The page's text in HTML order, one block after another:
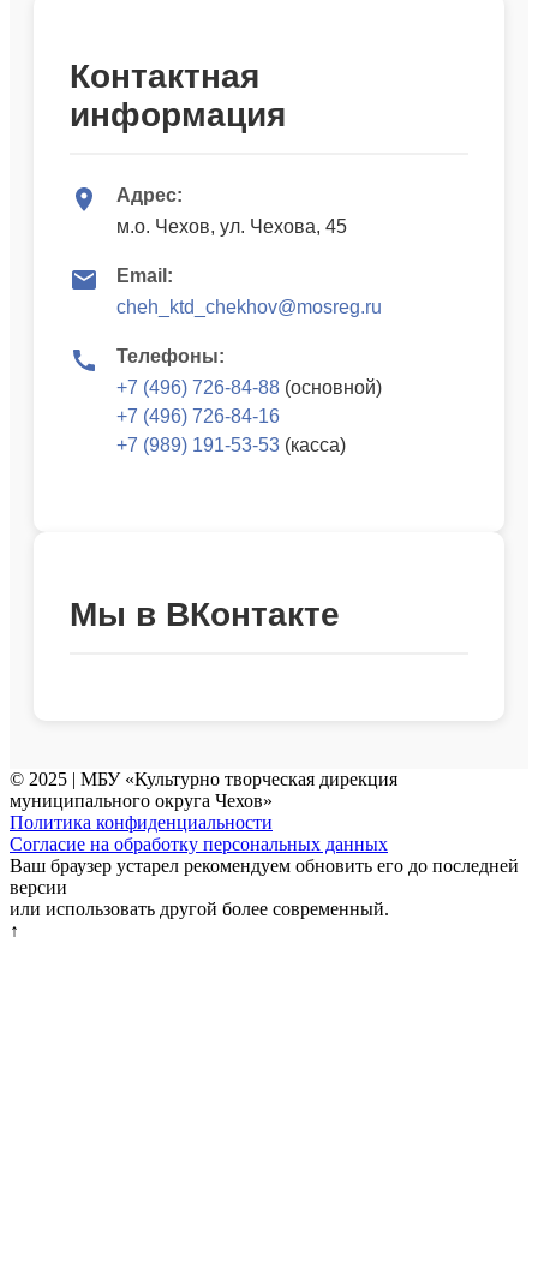
Контактная
информация
Адрес:
м.о. Чехов, ул. Чехова, 45
Email:
cheh_ktd_chekhov@mosreg.ru
Телефоны:
+7 (496) 726-84-88 (основной)
+7 (496) 726-84-16
+7 (989) 191-53-53 (касса)
Мы в ВКонтакте
© 2025 | МБУ «Культурно творческая дирекция
муниципального округа Чехов»
Политика конфиденциальности
Согласие на обработку персональных данных
Ваш браузер устарел рекомендуем обновить его до последней
версии
или использовать другой более современный.
↑